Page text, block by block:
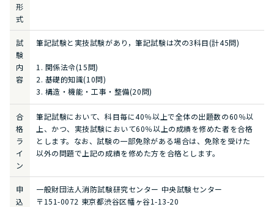
形
式
試
験
内
容
筆記試験と実技試験があり，筆記試験は次の3科目(計45問)
1. 関係法令(15問)
2. 基礎的知識(10問)
3. 構造・機能・工事・整備(20問)
合
格
ラ
イ
ン
筆記試験において、科目毎に40％以上で全体の出題数の60％以
上、かつ、実技試験において60％以上の成績を修めた者を合格
とします。なお、試験の一部免除がある場合は、免除を受けた
以外の問題で上記の成績を修めた方を合格とします。
申
込
一般財団法人消防試験研究センター 中央試験センター
〒151-0072 東京都渋谷区幡ヶ谷1-13-20